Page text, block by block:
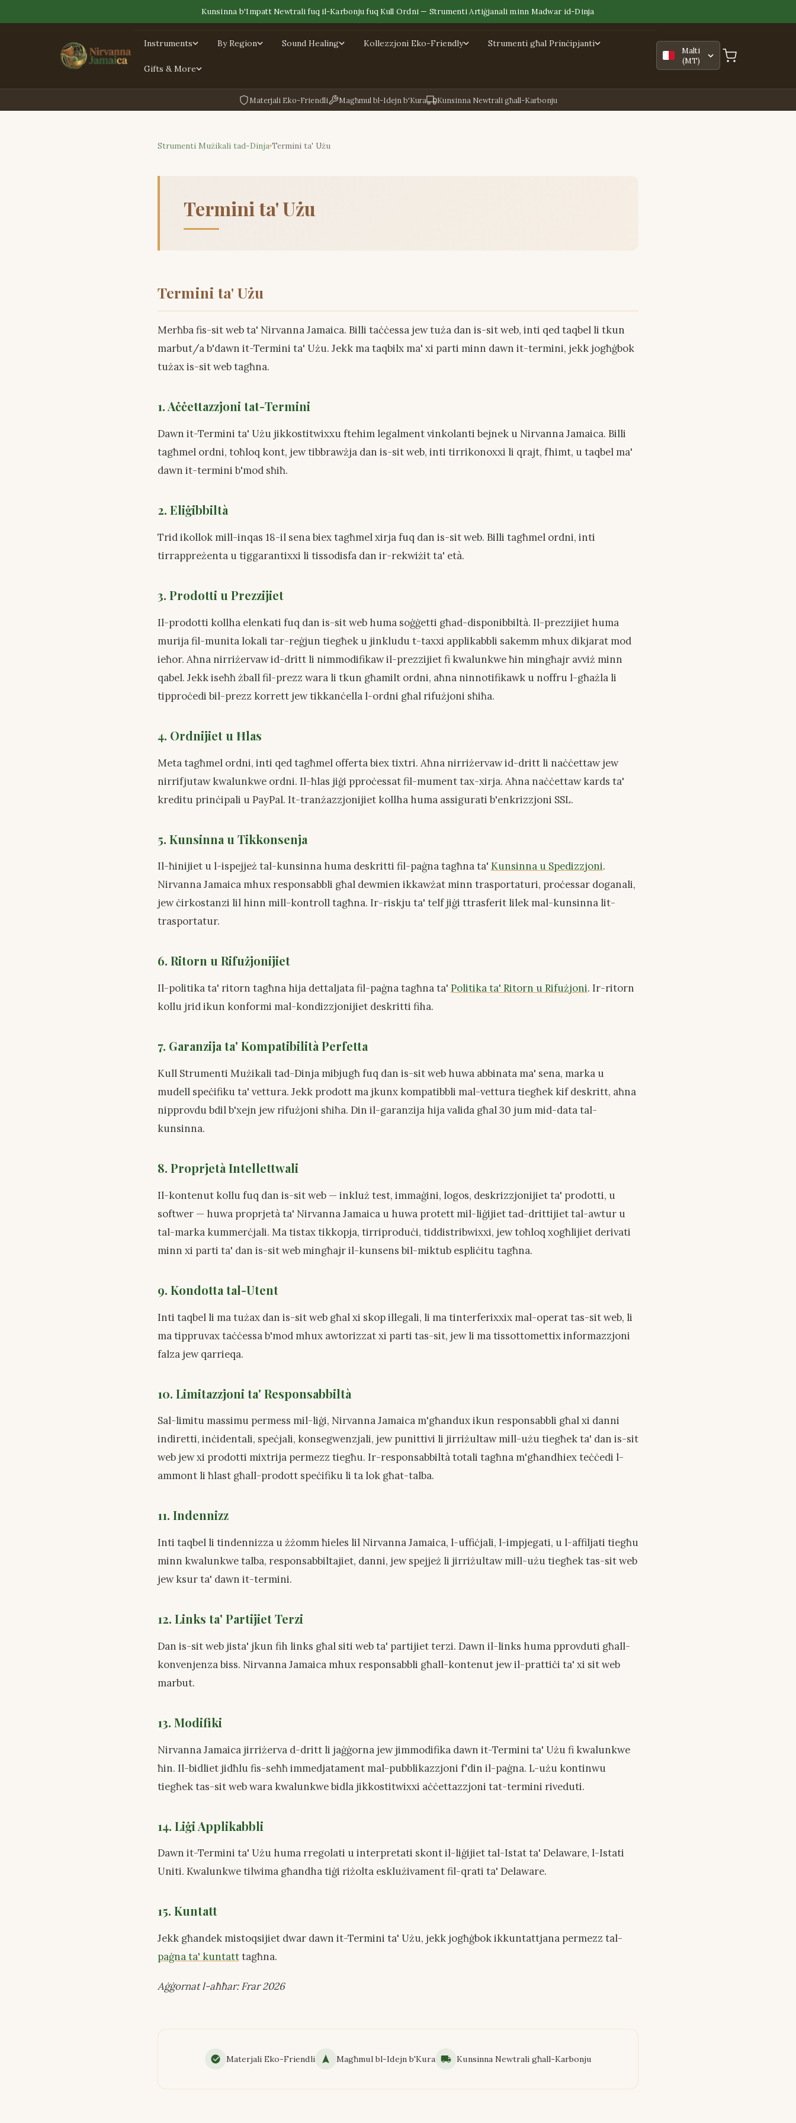
Kunsinna b'Impatt Newtrali fuq il-Karbonju fuq Kull Ordni — Strumenti Artiġjanali minn Madwar id-Dinja
Instruments By Region Sound Healing Kollezzjoni Eko-Friendly Strumenti għal Prinċipjanti
Gifts & More
Malti
(MT)
Materjali Eko-Friendli Magħmul bl-Idejn b'Kura Kunsinna Newtrali għall-Karbonju
Strumenti Mużikali tad-Dinja Termini ta' Użu
Termini ta' Użu
Termini ta' Użu
Merħba fis-sit web ta' Nirvanna Jamaica. Billi taċċessa jew tuża dan is-sit web, inti qed taqbel li tkun
marbut/a b'dawn it-Termini ta' Użu. Jekk ma taqbilx ma' xi parti minn dawn it-termini, jekk jogħġbok
tużax is-sit web tagħna.
1. Aċċettazzjoni tat-Termini
Dawn it-Termini ta' Użu jikkostitwixxu ftehim legalment vinkolanti bejnek u Nirvanna Jamaica. Billi
tagħmel ordni, toħloq kont, jew tibbrawżja dan is-sit web, inti tirrikonoxxi li qrajt, fhimt, u taqbel ma'
dawn it-termini b'mod sħiħ.
2. Eliġibbiltà
Trid ikollok mill-inqas 18-il sena biex tagħmel xirja fuq dan is-sit web. Billi tagħmel ordni, inti
tirrappreżenta u tiggarantixxi li tissodisfa dan ir-rekwiżit ta' età.
3. Prodotti u Prezzijiet
Il-prodotti kollha elenkati fuq dan is-sit web huma soġġetti għad-disponibbiltà. Il-prezzijiet huma
murija fil-munita lokali tar-reġjun tiegħek u jinkludu t-taxxi applikabbli sakemm mhux dikjarat mod
ieħor. Aħna nirriżervaw id-dritt li nimmodifikaw il-prezzijiet fi kwalunkwe ħin mingħajr avviż minn
qabel. Jekk iseħħ żball fil-prezz wara li tkun għamilt ordni, aħna ninnotifikawk u noffru l-għażla li
tipproċedi bil-prezz korrett jew tikkanċella l-ordni għal rifużjoni sħiħa.
4. Ordnijiet u Ħlas
Meta tagħmel ordni, inti qed tagħmel offerta biex tixtri. Aħna nirriżervaw id-dritt li naċċettaw jew
nirrifjutaw kwalunkwe ordni. Il-ħlas jiġi pproċessat fil-mument tax-xirja. Aħna naċċettaw kards ta'
kreditu prinċipali u PayPal. It-tranżazzjonijiet kollha huma assigurati b'enkrizzjoni SSL.
5. Kunsinna u Tikkonsenja
Il-ħinijiet u l-ispejjeż tal-kunsinna huma deskritti fil-paġna tagħna ta' Kunsinna u Spedizzjoni.
Nirvanna Jamaica mhux responsabbli għal dewmien ikkawżat minn trasportaturi, proċessar doganali,
jew ċirkostanzi lil hinn mill-kontroll tagħna. Ir-riskju ta' telf jiġi ttrasferit lilek mal-kunsinna lit-
trasportatur.
6. Ritorn u Rifużjonijiet
Il-politika ta' ritorn tagħna hija dettaljata fil-paġna tagħna ta' Politika ta' Ritorn u Rifużjoni. Ir-ritorn
kollu jrid ikun konformi mal-kondizzjonijiet deskritti fiha.
7. Garanzija ta' Kompatibilità Perfetta
Kull Strumenti Mużikali tad-Dinja mibjugħ fuq dan is-sit web huwa abbinata ma' sena, marka u
mudell speċifiku ta' vettura. Jekk prodott ma jkunx kompatibbli mal-vettura tiegħek kif deskritt, aħna
nipprovdu bdil b'xejn jew rifużjoni sħiħa. Din il-garanzija hija valida għal 30 jum mid-data tal-
kunsinna.
8. Proprjetà Intellettwali
Il-kontenut kollu fuq dan is-sit web — inkluż test, immaġini, logos, deskrizzjonijiet ta' prodotti, u
softwer — huwa proprjetà ta' Nirvanna Jamaica u huwa protett mil-liġijiet tad-drittijiet tal-awtur u
tal-marka kummerċjali. Ma tistax tikkopja, tirriproduċi, tiddistribwixxi, jew toħloq xogħlijiet derivati
minn xi parti ta' dan is-sit web mingħajr il-kunsens bil-miktub espliċitu tagħna.
9. Kondotta tal-Utent
Inti taqbel li ma tużax dan is-sit web għal xi skop illegali, li ma tinterferixxix mal-operat tas-sit web, li
ma tippruvax taċċessa b'mod mhux awtorizzat xi parti tas-sit, jew li ma tissottomettix informazzjoni
falza jew qarrieqa.
10. Limitazzjoni ta' Responsabbiltà
Sal-limitu massimu permess mil-liġi, Nirvanna Jamaica m'għandux ikun responsabbli għal xi danni
indiretti, inċidentali, speċjali, konsegwenzjali, jew punittivi li jirriżultaw mill-użu tiegħek ta' dan is-sit
web jew xi prodotti mixtrija permezz tiegħu. Ir-responsabbiltà totali tagħna m'għandhiex teċċedi l-
ammont li ħlast għall-prodott speċifiku li ta lok għat-talba.
11. Indennizz
Inti taqbel li tindennizza u żżomm ħieles lil Nirvanna Jamaica, l-uffiċjali, l-impjegati, u l-affiljati tiegħu
minn kwalunkwe talba, responsabbiltajiet, danni, jew spejjeż li jirriżultaw mill-użu tiegħek tas-sit web
jew ksur ta' dawn it-termini.
12. Links ta' Partijiet Terzi
Dan is-sit web jista' jkun fih links għal siti web ta' partijiet terzi. Dawn il-links huma pprovduti għall-
konvenjenza biss. Nirvanna Jamaica mhux responsabbli għall-kontenut jew il-prattiċi ta' xi sit web
marbut.
13. Modifiki
Nirvanna Jamaica jirriżerva d-dritt li jaġġorna jew jimmodifika dawn it-Termini ta' Użu fi kwalunkwe
ħin. Il-bidliet jidħlu fis-seħħ immedjatament mal-pubblikazzjoni f'din il-paġna. L-użu kontinwu
tiegħek tas-sit web wara kwalunkwe bidla jikkostitwixxi aċċettazzjoni tat-termini riveduti.
14. Liġi Applikabbli
Dawn it-Termini ta' Użu huma rregolati u interpretati skont il-liġijiet tal-Istat ta' Delaware, l-Istati
Uniti. Kwalunkwe tilwima għandha tiġi riżolta esklużivament fil-qrati ta' Delaware.
15. Kuntatt
Jekk għandek mistoqsijiet dwar dawn it-Termini ta' Użu, jekk jogħġbok ikkuntattjana permezz tal-
paġna ta' kuntatttagħna.
Aġġornat l-aħħar: Frar 2026
Materjali Eko-Friendli Magħmul bl-Idejn b'Kura Kunsinna Newtrali għall-Karbonju